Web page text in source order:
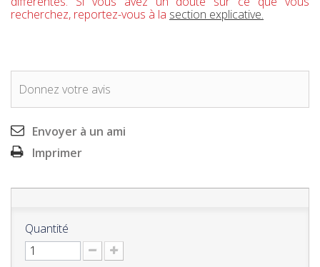
recherchez, reportez-vous à la section explicative.
Donnez votre avis
Envoyer à un ami
Imprimer
Quantité